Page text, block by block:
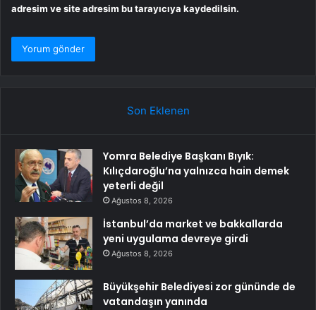
adresim ve site adresim bu tarayıcıya kaydedilsin.
Son Eklenen
Yomra Belediye Başkanı Bıyık:
Kılıçdaroğlu’na yalnızca hain demek
yeterli değil
Ağustos 8, 2026
İstanbul’da market ve bakkallarda
yeni uygulama devreye girdi
Ağustos 8, 2026
Büyükşehir Belediyesi zor gününde de
vatandaşın yanında